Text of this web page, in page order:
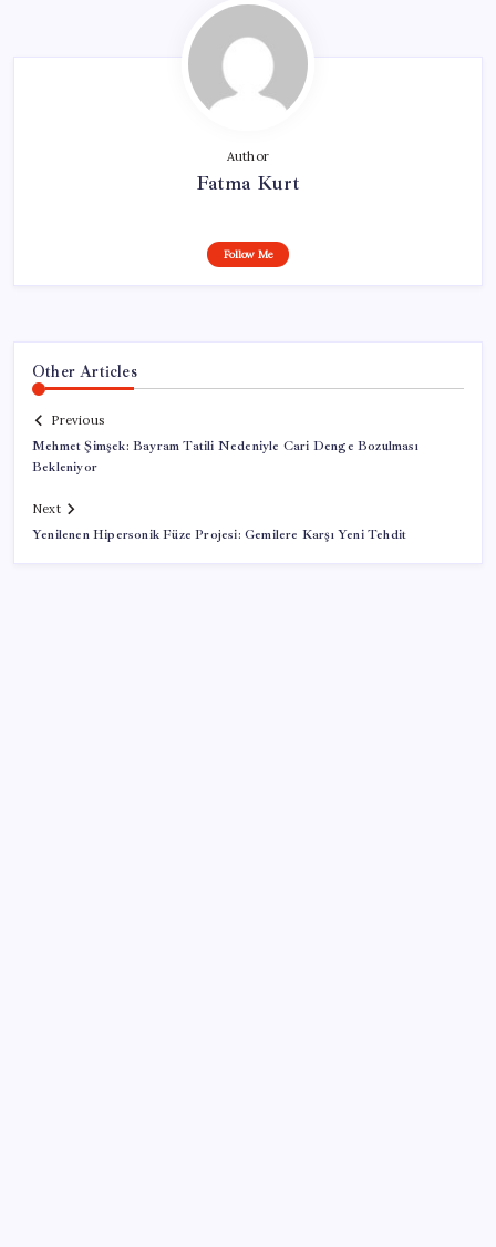
Author
Fatma Kurt
Follow Me
Other Articles
Previous
Mehmet Şimşek: Bayram Tatili Nedeniyle Cari Denge Bozulması
Bekleniyor
Next
Yenilenen Hipersonik Füze Projesi: Gemilere Karşı Yeni Tehdit